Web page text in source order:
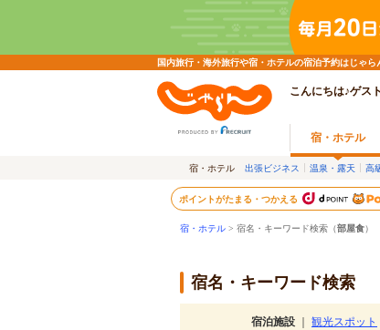
国内旅行・海外旅行や宿・ホテルの宿泊予約はじゃ
こんにちは♪ゲス
宿・ホテル
宿・ホテル 出張ビジネス 温泉・露天 高
ポイントがたまる・つかえる
宿・ホテル > 宿名・キーワード検索（部屋食）
宿名・キーワード検索
宿泊施設 観光スポット